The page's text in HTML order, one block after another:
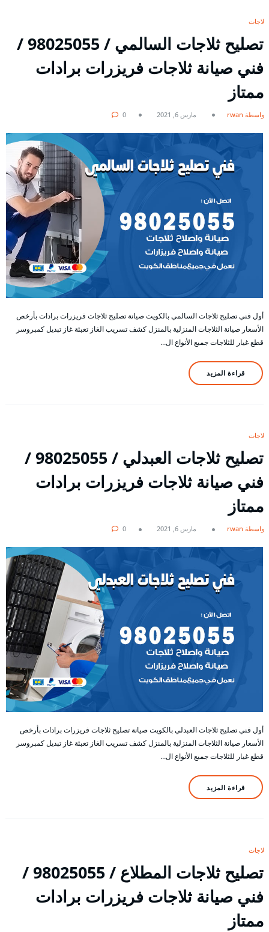
ثلاجات
تصليح ثلاجات السالمي / 98025055 /
فني صيانة ثلاجات فريزرات برادات
ممتاز
بواسطة rwan مارس 6, 2021 0
أول فني تصليح ثلاجات السالمي بالكويت صيانة تصليح ثلاجات فريزرات برادات بأرخص
الأسعار صيانة الثلاجات المنزلية بالمنزل كشف تسريب الغاز تعبئة غاز تبديل كمبروسر
قطع غيار للثلاجات جميع الأنواع ال…
قراءة المزيد
ثلاجات
تصليح ثلاجات العبدلي / 98025055 /
فني صيانة ثلاجات فريزرات برادات
ممتاز
بواسطة rwan مارس 6, 2021 0
أول فني تصليح ثلاجات العبدلي بالكويت صيانة تصليح ثلاجات فريزرات برادات بأرخص
الأسعار صيانة الثلاجات المنزلية بالمنزل كشف تسريب الغاز تعبئة غاز تبديل كمبروسر
قطع غيار للثلاجات جميع الأنواع ال…
قراءة المزيد
ثلاجات
تصليح ثلاجات المطلاع / 98025055 /
فني صيانة ثلاجات فريزرات برادات
ممتاز